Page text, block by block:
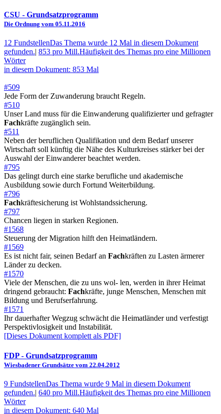
CSU - Grundsatzprogramm
Die Ordnung vom 05.11.2016
12 FundstellenDas Thema wurde 12 Mal in diesem Dokument
gefunden.| 853 pro Mill.Häufigkeit des Themas pro eine Millionen
Wörter
in diesem Dokument: 853 Mal
#509
Jede Form der Zuwanderung braucht Regeln.
#510
Unser Land muss für die Einwanderung qualifizierter und gefragter
Fachkräfte zugänglich sein.
#511
Neben der beruflichen Qualifikation und dem Bedarf unserer
Wirtschaft soll künftig die Nähe des Kulturkreises stärker bei der
Auswahl der Einwanderer beachtet werden.
#795
Das gelingt durch eine starke berufliche und akademische
Ausbildung sowie durch Fortund Weiterbildung.
#796
Fachkräftesicherung ist Wohlstandssicherung.
#797
Chancen liegen in starken Regionen.
#1568
Steuerung der Migration hilft den Heimatländern.
#1569
Es ist nicht fair, seinen Bedarf an Fachkräften zu Lasten ärmerer
Länder zu decken.
#1570
Viele der Menschen, die zu uns wol- len, werden in ihrer Heimat
dringend gebraucht: Fachkräfte, junge Menschen, Menschen mit
Bildung und Berufserfahrung.
#1571
Ihr dauerhafter Wegzug schwächt die Heimatländer und verfestigt
Perspektivlosigkeit und Instabilität.
[Dieses Dokument komplett als PDF]
FDP- Grundsatzprogramm
Wiesbadener Grundsätze vom 22.04.2012
9 FundstellenDas Thema wurde 9 Mal in diesem Dokument
gefunden.| 640 pro Mill.Häufigkeit des Themas pro eine Millionen
Wörter
in diesem Dokument: 640 Mal